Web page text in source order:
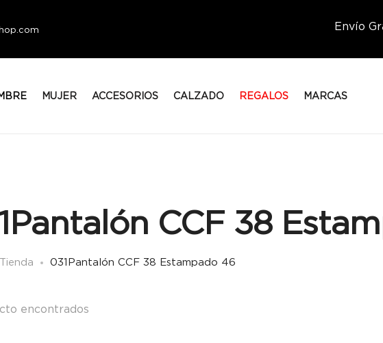
Envío
MUJER ACCESORIOS CALZADO REGALOS MARCAS
CCF 38
Tienda 031Pantalón CCF 38 Estampado 46
encontrados